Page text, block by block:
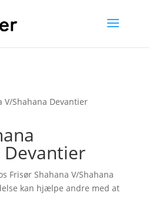
V/Shahana Devantier
Devantier
Frisør Shahana V/Shahana
kan hjælpe andre med at